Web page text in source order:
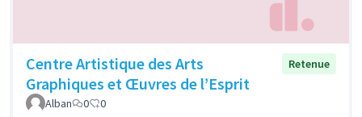
Centre Artistique des Arts
Graphiques et Œuvres de l’Esprit
Retenue
Alban 0 0